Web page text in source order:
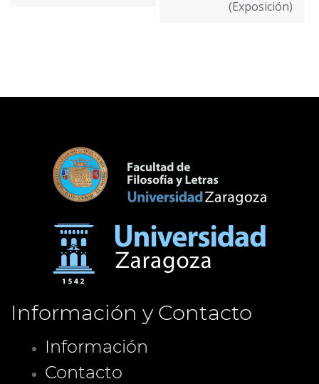
(Exposición)
Información y Contacto
Información
Contacto